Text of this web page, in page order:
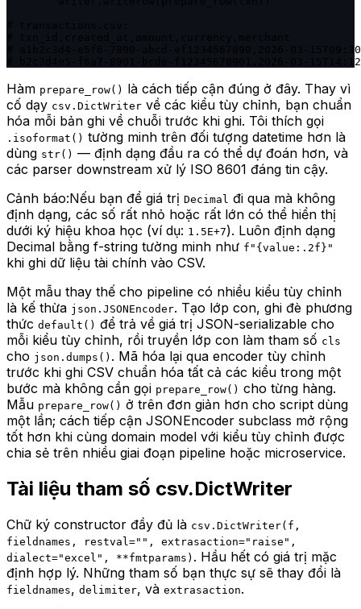
# a1b2c3d4-e5f6-7890-abcd-ef1234567890,2026-03-
# b2c3d4e5-f6a7-8901-bcde-f12345678901,2026-03-
Hàm prepare_row() là cách tiếp cận đúng ở đây. Thay vì
cố dạy csv.DictWriter về các kiểu tùy chỉnh, bạn chuẩn
hóa mỗi bản ghi về chuỗi trước khi ghi. Tôi thích gọi
.isoformat() tường minh trên đối tượng datetime hơn là
dùng str() — định dạng đầu ra có thể dự đoán hơn, và
các parser downstream xử lý ISO 8601 đáng tin cậy.
Cảnh báo:Nếu bạn để giá trị Decimal đi qua mà không
định dạng, các số rất nhỏ hoặc rất lớn có thể hiển thị
dưới ký hiệu khoa học (ví dụ: 1.5E+7). Luôn định dạng
Decimal bằng f-string tường minh như f"{value:.2f}"
khi ghi dữ liệu tài chính vào CSV.
Một mẫu thay thế cho pipeline có nhiều kiểu tùy chỉnh
là kế thừa json.JSONEncoder. Tạo lớp con, ghi đè phương
thức default() để trả về giá trị JSON-serializable cho
mỗi kiểu tùy chỉnh, rồi truyền lớp con làm tham số cls
cho json.dumps() . Mã hóa lại qua encoder tùy chỉnh
trước khi ghi CSV chuẩn hóa tất cả các kiểu trong một
bước mà không cần gọi prepare_row() cho từng hàng.
Mẫu prepare_row() ở trên đơn giản hơn cho script dùng
một lần; cách tiếp cận JSONEncoder subclass mở rộng
tốt hơn khi cùng domain model với kiểu tùy chỉnh được
chia sẻ trên nhiều giai đoạn pipeline hoặc microservice.
Tài liệu tham số csv.DictWriter
Chữ ký constructor đầy đủ là csv.DictWriter(f,
fieldnames, restval="", extrasaction="raise",
dialect="excel", **fmtparams) . Hầu hết có giá trị mặc
định hợp lý. Những tham số bạn thực sự sẽ thay đổi là
fieldnames, delimiter, và extrasaction.